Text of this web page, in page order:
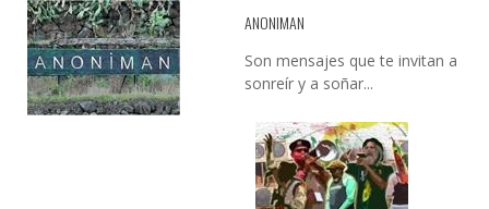
ANONIMAN
Son mensajes que te invitan a
sonreír y a soñar...